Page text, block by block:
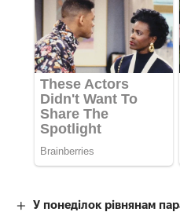
У понеділок рівнянам